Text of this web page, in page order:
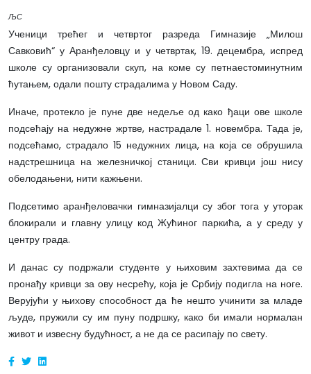
ЉС
Ученици трећег и четвртог разреда Гимназије „Милош
Савковић“ у Аранђеловцу и у четвртак, 19. децембра, испред
школе су организовали скуп, на коме су петнаестоминутним
ћутањем, одали пошту страдалима у Новом Саду.
Иначе, протекло је пуне две недеље од како ђаци ове школе
подсећају на недужне жртве, настрадале 1. новембра. Тада је,
подсећамо, страдало 15 недужних лица, на која се обрушила
надстрешница на железничкој станици. Сви кривци још нису
обелодањени, нити кажњени.
Подсетимо аранђеловачки гимназијалци су због тога у уторак
блокирали и главну улицу код Жућиног паркића, а у среду у
центру града.
И данас су подржали студенте у њиховим захтевима да се
пронађу кривци за ову несрећу, која је Србију подигла на ноге.
Верујући у њихову способност да ће нешто учинити за младе
људе, пружили су им пуну подршку, како би имали нормалан
живот и извесну будућност, а не да се расипају по свету.